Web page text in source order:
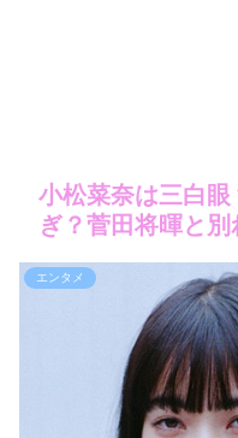
小松菜奈は三白
ぎ？菅田将暉と
エンタメ